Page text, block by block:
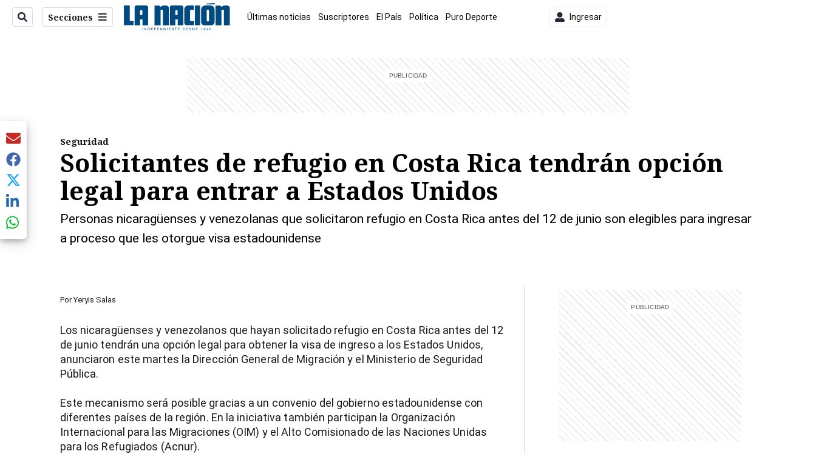
Secciones Últimas noticias Suscriptores El País Política Puro Deporte Ingresar
Seguridad
Solicitantes de refugio en Costa Rica tendrán opción
legal para entrar a Estados Unidos
Personas nicaragüenses y venezolanas que solicitaron refugio en Costa Rica antes del 12 de junio son elegibles para ingresar
a proceso que les otorgue visa estadounidense
Por Yeryis Salas
Los nicaragüenses y venezolanos que hayan solicitado refugio en Costa Rica antes del 12
de junio tendrán una opción legal para obtener la visa de ingreso a los Estados Unidos,
anunciaron este martes la Dirección General de Migración y el Ministerio de Seguridad
Pública.
Este mecanismo será posible gracias a un convenio del gobierno estadounidense con
diferentes países de la región. En la iniciativa también participan la Organización
Internacional para las Migraciones (OIM) y el Alto Comisionado de las Naciones Unidas
para los Refugiados (Acnur).